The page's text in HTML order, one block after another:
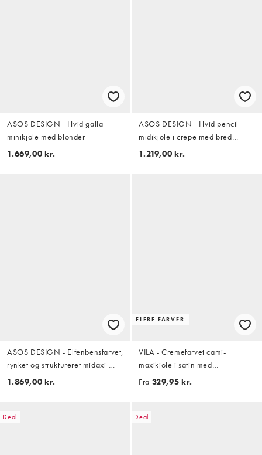
ASOS DESIGN - Hvid galla-
minikjole med blonder
1.669,00 kr.
ASOS DESIGN - Hvid pencil-
midikjole i crepe med bred
halterneck og bandeau-snit
1.219,00 kr.
ASOS DESIGN - Elfenbensfarvet,
rynket og struktureret midaxi-
brudekjole med offshoulder-
1.869,00 kr.
FLERE FARVER
VILA - Cremefarvet cami-
maxikjole i satin med
vandfaldsudskæring
Fra 329,95 kr.
Deal Deal